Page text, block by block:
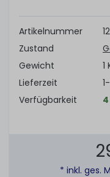
Artikelnummer
Zustand
Gewicht
1
Lieferzeit
Verfügbarkeit
* inkl. ges.